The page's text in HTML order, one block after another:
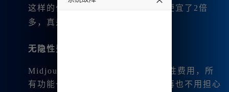
这样的价格相比于国外的相似服务便宜了2倍
多，真是太实惠了。
无隐性费用
Midjourney国内版的使用无任何隐性费用，所
有功能一口价，用户在体验过程中再也不用担心